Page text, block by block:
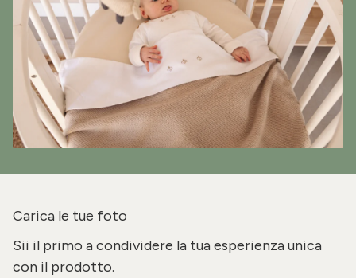
Carica le tue foto
Sii il primo a condividere la tua esperienza unica
con il prodotto.